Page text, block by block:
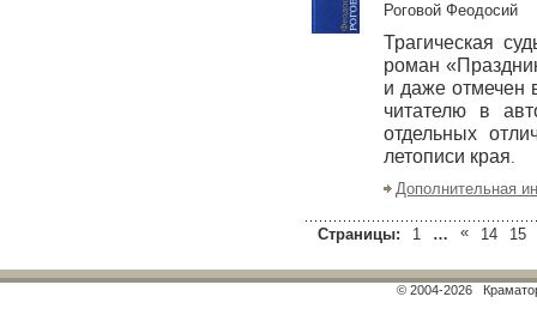
Роговой Феодосий
Трагическая
роман
и даже отмечен
читателю в
отдельных
летописи края.
Дополнительная
Страницы: 1 … « 14 15
© 2004-2026